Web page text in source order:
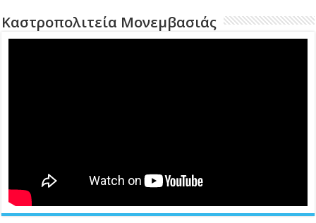
Καστροπολιτεία Μονεμβασιάς